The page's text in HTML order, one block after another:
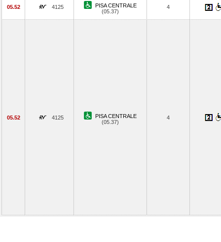
05.52 4125
PISA CENTRALE
(05.37)
4
05.52 4125
PISA CENTRALE
(05.37)
4